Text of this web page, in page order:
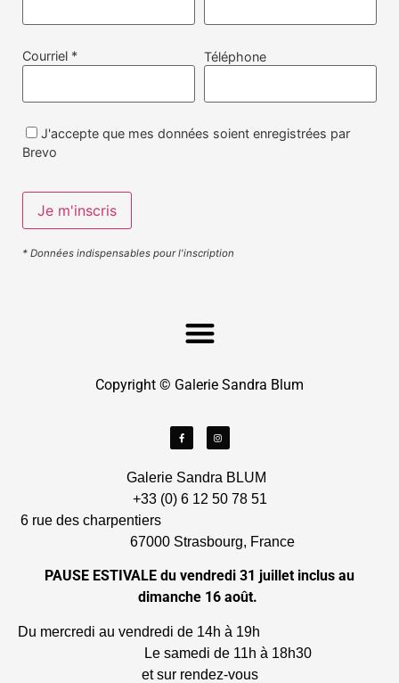
Galerie Sandra BLUM
+33 (0) 6 12 50 78 51
6 rue des charpentiers
67000 Strasbourg, France
PAUSE ESTIVALE du vendredi 31 juillet inclus au
dimanche 16 août.
Du mercredi au vendredi de 14h à 19h
Le samedi de 11h à 18h30
et sur rendez-vous
Courriel * Téléphone
J'accepte que mes données soient enregistrées par
Brevo
* Données indispensables pour l'inscription
Copyright © Galerie Sandra Blum